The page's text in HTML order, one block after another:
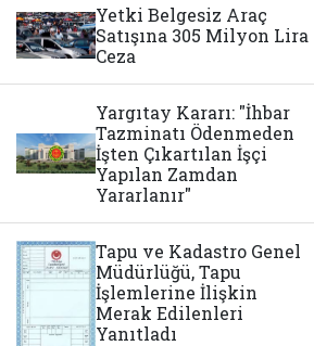
Yetki Belgesiz Araç
Satışına 305 Milyon Lira
Ceza
Yargıtay Kararı: "İhbar
Tazminatı Ödenmeden
İşten Çıkartılan İşçi
Yapılan Zamdan
Yararlanır"
Tapu ve Kadastro Genel
Müdürlüğü, Tapu
İşlemlerine İlişkin
Merak Edilenleri
Yanıtladı